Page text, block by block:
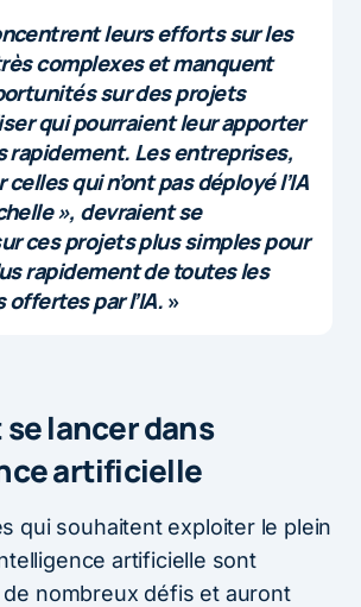
leurs efforts sur les
complexes et manquent
sur des projets
qui pourraient leur apporter
rapidement. Les entreprises,
qui n’ont pas déployé l’IA
», devraient se
ces projets plus simples pour
rapidement de toutes les
par l’IA. »
lancer dans
artificielle
qui souhaitent exploiter le plein
artificielle sont
nombreux défis et auront